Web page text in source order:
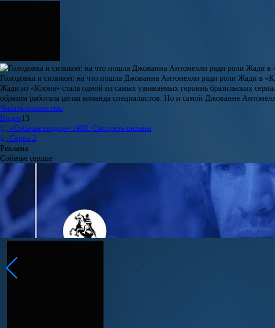
Голодовка и силикон: на что пошла Джованна Антонелли ради роли Жади в
Жади из «Клона» стала одной из самых узнаваемых героинь бразильских
образом работала целая команда специалистов. Но и самой Джованне
Читать полностью
Видео13
«Собачье сердце» 1988. Смотреть онлайн
Серия 2
Реклама
Собачье сердце